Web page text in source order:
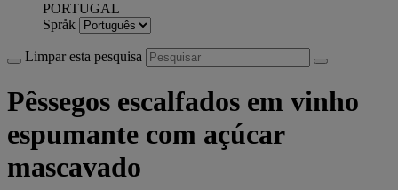
PORTUGAL
Språk
Limpar esta pesquisa
Pêssegos escalfados em vinho
espumante com açúcar
mascavado